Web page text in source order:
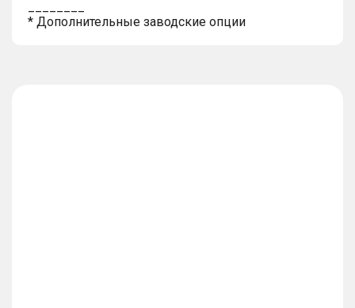
* Дополнительные заводские опции